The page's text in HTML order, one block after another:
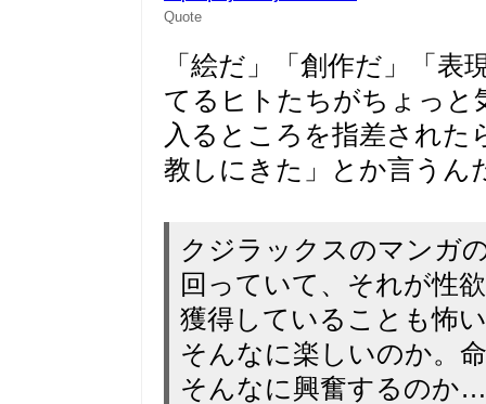
Quote
「絵だ」「創作だ」「
てるヒトたちがちょっと
入るところを指差された
教しにきた」とか言うん
クジラックスのマンガ
回っていて、それが性
獲得していることも怖
そんなに楽しいのか。
そんなに興奮するのか